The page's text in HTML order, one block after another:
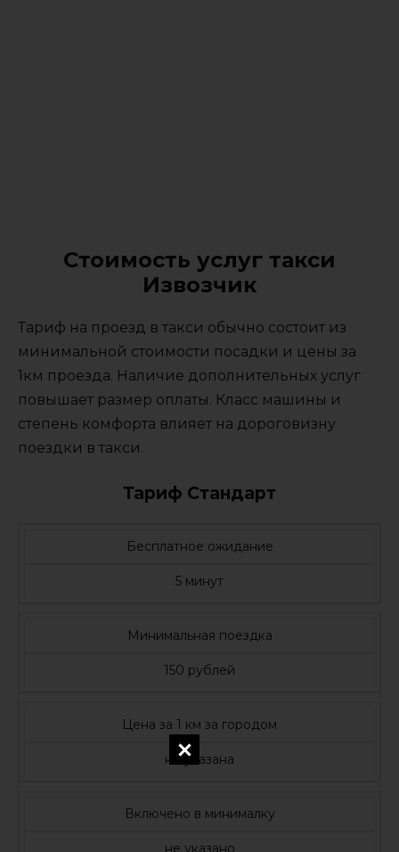
Стоимость услуг такси
Извозчик
Тариф на проезд в такси обычно состоит из
минимальной стоимости посадки и цены за
1км проезда. Наличие дополнительных услуг
повышает размер оплаты. Класс машины и
степень комфорта влияет на дороговизну
поездки в такси.
Тариф Стандарт
Бесплатное ожидание
5 минут
Минимальная поездка
150 рублей
Цена за 1 км за городом
не указана
Включено в минималку
не указано